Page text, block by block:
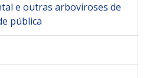
e outras arboviroses de
pública